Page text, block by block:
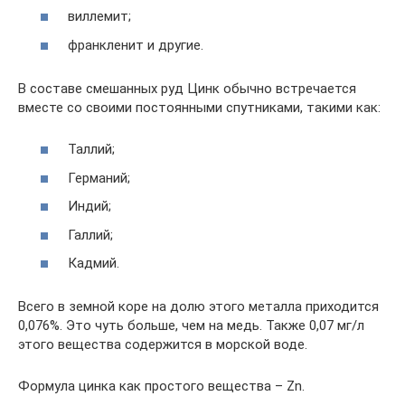
виллемит;
франкленит и другие.
В составе смешанных руд Цинк обычно встречается
вместе со своими постоянными спутниками, такими как:
Таллий;
Германий;
Индий;
Галлий;
Кадмий.
Всего в земной коре на долю этого металла приходится
0,076%. Это чуть больше, чем на медь. Также 0,07 мг/л
этого вещества содержится в морской воде.
Формула цинка как простого вещества – Zn.